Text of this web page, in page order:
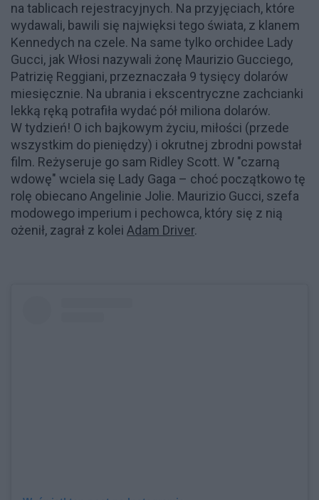
na tablicach rejestracyjnych. Na przyjęciach, które
wydawali, bawili się najwięksi tego świata, z klanem
Kennedych na czele. Na same tylko orchidee Lady
Gucci, jak Włosi nazywali żonę Maurizio Gucciego,
Patrizię Reggiani, przeznaczała 9 tysięcy dolarów
miesięcznie. Na ubrania i ekscentryczne zachcianki
lekką ręką potrafiła wydać pół miliona dolarów.
W tydzień! O ich bajkowym życiu, miłości (przede
wszystkim do pieniędzy) i okrutnej zbrodni powstał
film. Reżyseruje go sam Ridley Scott. W "czarną
wdowę" wciela się Lady Gaga – choć początkowo tę
rolę obiecano Angelinie Jolie. Maurizio Gucci, szefa
modowego imperium i pechowca, który się z nią
ożenił, zagrał z kolei Adam Driver.